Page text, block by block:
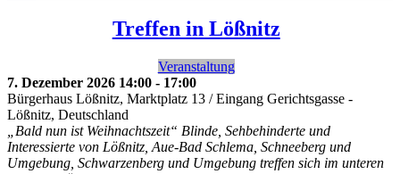
Treffen in Lößnitz
Veranstaltung
7. Dezember 2026 14:00 - 17:00
Bürgerhaus Lößnitz, Marktplatz 13 / Eingang Gerichtsgasse -
Lößnitz, Deutschland
„Bald nun ist Weihnachtszeit“ Blinde, Sehbehinderte und
Interessierte von Lößnitz, Aue-Bad Schlema, Schneeberg und
Umgebung, Schwarzenberg und Umgebung treffen sich im unteren